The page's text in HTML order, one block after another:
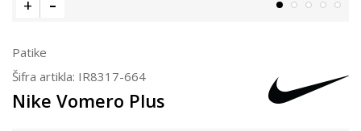
Patike
Šifra artikla: IR8317-664
Nike Vomero Plus